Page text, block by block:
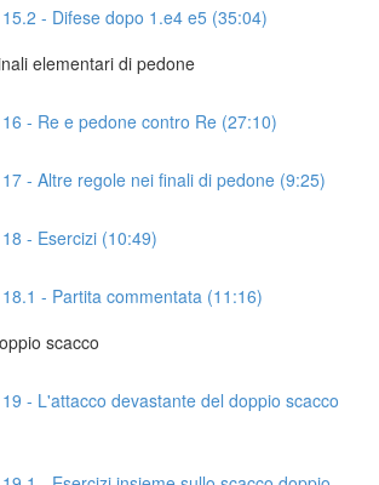
- Difese dopo 1.e4 e5 (35:04)
elementari di pedone
- Re e pedone contro Re (27:10)
- Altre regole nei finali di pedone (9:25)
- Esercizi (10:49)
- Partita commentata (11:16)
scacco
- L'attacco devastante del doppio scacco